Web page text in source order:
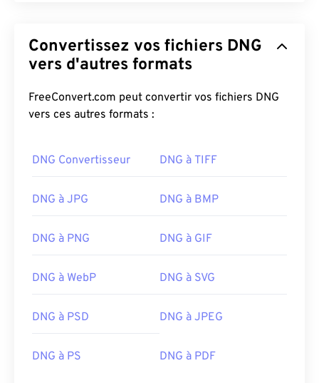
Convertissez vos fichiers DNG
vers d'autres formats
FreeConvert.com peut convertir vos fichiers DNG
vers ces autres formats :
DNG Convertisseur DNG à TIFF
DNG à JPG DNG à BMP
DNG à PNG DNG à GIF
DNG à WebP DNG à SVG
DNG à PSD DNG à JPEG
DNG à PS DNG à PDF